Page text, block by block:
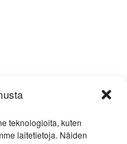
teknologioita, kuten
laitetietoja. Näiden